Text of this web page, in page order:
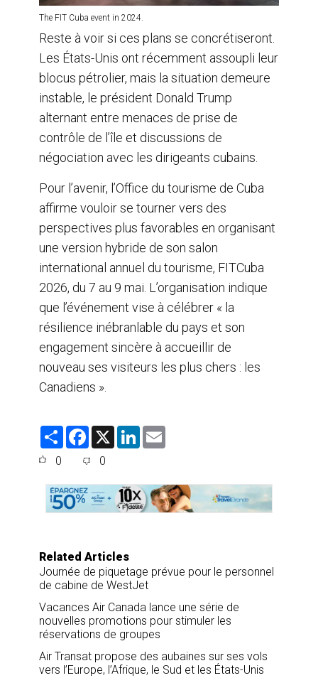
The FIT Cuba event in 2024.
Reste à voir si ces plans se concrétiseront.
Les États-Unis ont récemment assoupli leur
blocus pétrolier, mais la situation demeure
instable, le président Donald Trump
alternant entre menaces de prise de
contrôle de l’île et discussions de
négociation avec les dirigeants cubains.
Pour l’avenir, l’Office du tourisme de Cuba
affirme vouloir se tourner vers des
perspectives plus favorables en organisant
une version hybride de son salon
international annuel du tourisme, FITCuba
2026, du 7 au 9 mai. L’organisation indique
que l’événement vise à célébrer « la
résilience inébranlable du pays et son
engagement sincère à accueillir de
nouveau ses visiteurs les plus chers : les
Canadiens ».
S
F
e
o
o
k
X
L
d
I
n
0 0
Related Articles
Journée de piquetage prévue pour le personnel
de cabine de WestJet
Vacances Air Canada lance une série de
nouvelles promotions pour stimuler les
réservations de groupes
Air Transat propose des aubaines sur ses vols
vers l’Europe, l’Afrique, le Sud et les États-Unis